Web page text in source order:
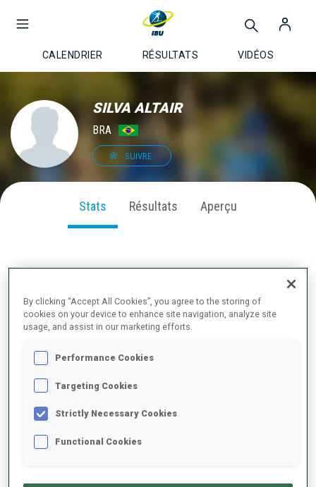
CALENDRIER RÉSULTATS VIDÉOS
SILVA ALTAIR
BRA
SUIVRE
Stats Résultats Aperçu
2025/2026
MOYENNE DE PERFORMANCE
By clicking “Accept All Cookies”, you agree to the storing of
cookies on your device to enhance site navigation, analyze site
usage, and assist in our marketing efforts.
Performance Cookies
Targeting Cookies
Strictly Necessary Cookies
Functional Cookies